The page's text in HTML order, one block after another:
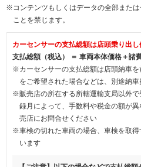
※コンテンツもしくはデータの全部また
ことを禁じます。
カーセンサーの支払総額は店頭乗り出
支払総額（税込） ＝ 車両本体価格＋諸
※カーセンサーの支払総額は店頭納車
をご希望された場合などは、別途納
※販売店の所在する所轄運輸支局以外
録月によって、手数料や税金の額が
売店にお問合せください
※車検の切れた車両の場合、車検を取
います